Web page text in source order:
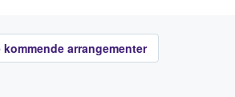
kommende arrangementer